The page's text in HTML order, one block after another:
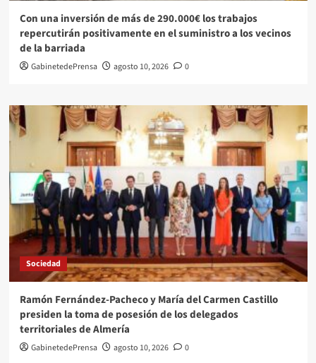
Con una inversión de más de 290.000€ los trabajos
repercutirán positivamente en el suministro a los vecinos
de la barriada
GabinetedePrensa agosto 10, 2026 0
Sociedad
Ramón Fernández-Pacheco y María del Carmen Castillo
presiden la toma de posesión de los delegados
territoriales de Almería
GabinetedePrensa agosto 10, 2026 0